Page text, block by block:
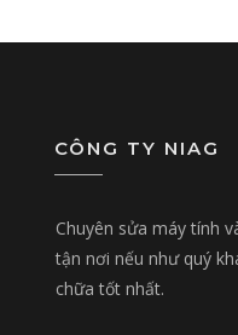
CÔNG TY NIAG
Chuyên sửa máy tính
tận nơi nếu như quý
chữa tốt nhất.